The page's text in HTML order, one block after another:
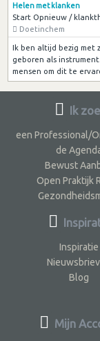
Helen met klanken
Start Opnieuw /
Doetinchem
Ik ben altijd bezig met
geboren als
mensen om dit te
Ik
een Professional/
de
Bewust
Open Praktijk
Inspiratie
Blog
Mijn